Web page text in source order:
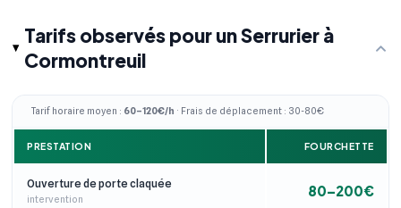
Tarifs observés pour un Serrurier à
Cormontreuil
Tarif horaire moyen : 60–120€/h · Frais de déplacement : 30-80€
PRESTATION FOURCHETTE
Ouverture de porte claquée
intervention 80–200€